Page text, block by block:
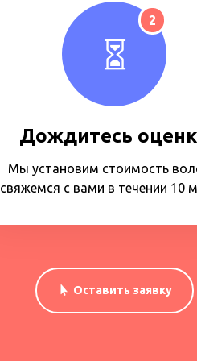
2
Дождитесь
Мы установим стоимость
свяжемся с вами в течении 10
Оставить заявку